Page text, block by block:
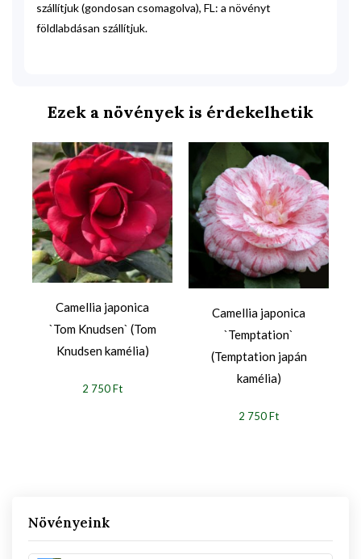
Növényeink
szállítjuk (gondosan csomagolva), FL: a növényt
földlabdásan szállítjuk.
Ezek a növények is érdekelhetik
Camellia japonica
`Tom Knudsen` (Tom
Knudsen kamélia)
2 750 Ft
Camellia japonica
`Temptation`
(Temptation japán
kamélia)
2 750 Ft